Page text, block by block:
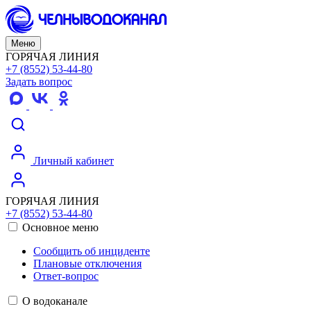
Меню
ГОРЯЧАЯ ЛИНИЯ
+7 (8552) 53-44-80
Задать вопрос
Личный кабинет
ГОРЯЧАЯ ЛИНИЯ
+7 (8552) 53-44-80
Основное меню
Сообщить об инциденте
Плановые отключения
Ответ-вопрос
О водоканале